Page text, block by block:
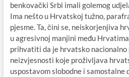
benkovački Srbi imali golemog
Ima nešto u Hrvatskoj tužno,
pjesme. Ta, čini se, neiskorjenjiva
u agresivnoj manjini među
prihvatiti da je hrvatsko nacionalno
neizvjesnosti koje proživljava
uspostavom slobodne i samostalne